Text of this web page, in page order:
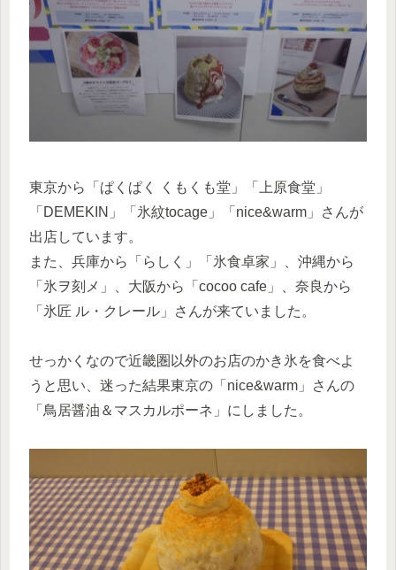
東京から「ぱくぱく くもくも堂」「上原食堂」
「DEMEKIN」「氷紋tocage」「nice&warm」さんが
出店しています。
また、兵庫から「らしく」「氷食卓家」、沖縄から
「氷ヲ刻メ」、大阪から「cocoo cafe」、奈良から
「氷匠 ル・クレール」さんが来ていました。
せっかくなので近畿圏以外のお店のかき氷を食べよ
うと思い、迷った結果東京の「nice&warm」さんの
「鳥居醤油＆マスカルポーネ」にしました。